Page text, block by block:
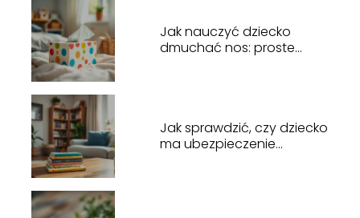
Jak nauczyć dziecko
dmuchać nos: proste
Jak sprawdzić, czy dziecko
ma ubezpieczenie